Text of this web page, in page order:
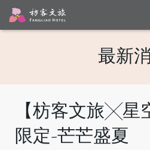
最新
【枋客文旅╳星
限定-芒芒盛夏